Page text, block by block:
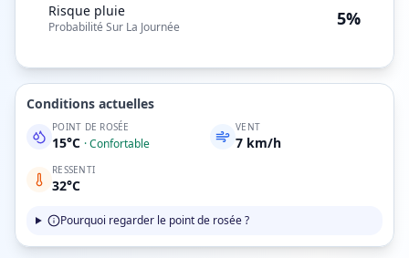
Risque pluie
Probabilité Sur La Journée 5%
Conditions actuelles
POINT DE ROSÉE
15°C ·Confortable
VENT
7 km/h
RESSENTI
32°C
Pourquoi regarder le point de rosée ?